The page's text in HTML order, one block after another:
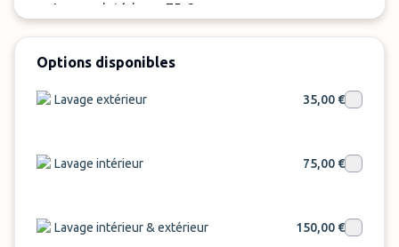
Lavage intérieur : 75 €
Lavage extérieur : 35 €
Lavage complet : 150 €
Retards ou arrivées tardives : coûts
Véhicules hors gabarit standard non acceptés.
Options disponibles
Lavage extérieur 35,00 €
Lavage intérieur 75,00 €
Lavage intérieur & extérieur 150,00 €